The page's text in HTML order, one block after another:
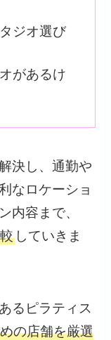
ジオ選び
があるけ
決し、通勤や
なロケーショ
内容まで、
していきま
るピラティス
の店舗を厳選